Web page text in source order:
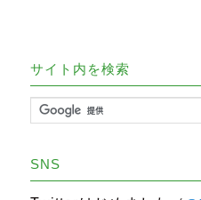
サイト内を検索
SNS